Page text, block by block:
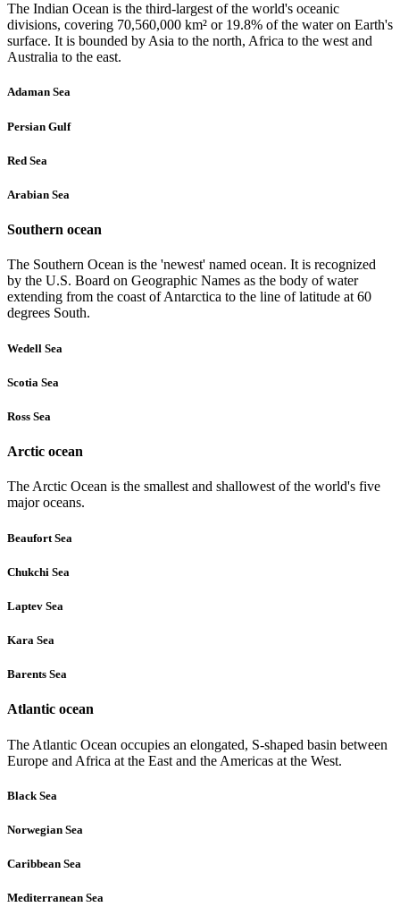
The Indian Ocean is the third-largest of the world's oceanic
divisions, covering 70,560,000 km² or 19.8% of the water on Earth's
surface. It is bounded by Asia to the north, Africa to the west and
Australia to the east.
Adaman Sea
Persian Gulf
Red Sea
Arabian Sea
Southern ocean
The Southern Ocean is the 'newest' named ocean. It is recognized
by the U.S. Board on Geographic Names as the body of water
extending from the coast of Antarctica to the line of latitude at 60
degrees South.
Wedell Sea
Scotia Sea
Ross Sea
Arctic ocean
The Arctic Ocean is the smallest and shallowest of the world's five
major oceans.
Beaufort Sea
Chukchi Sea
Laptev Sea
Kara Sea
Barents Sea
Atlantic ocean
The Atlantic Ocean occupies an elongated, S-shaped basin between
Europe and Africa at the East and the Americas at the West.
Black Sea
Norwegian Sea
Caribbean Sea
Mediterranean Sea